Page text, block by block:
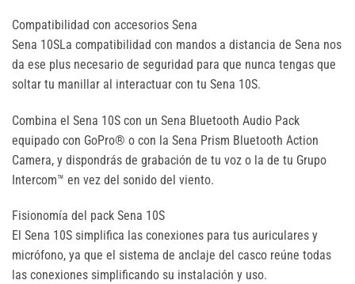
Compatibilidad con accesorios Sena
Sena 10SLa compatibilidad con mandos a distancia de Sena nos
da ese plus necesario de seguridad para que nunca tengas que
soltar tu manillar al interactuar con tu Sena 10S.
Combina el Sena 10S con un Sena Bluetooth Audio Pack
equipado con GoPro® o con la Sena Prism Bluetooth Action
Camera, y dispondrás de grabación de tu voz o la de tu Grupo
Intercom™ en vez del sonido del viento.
Fisionomía del pack Sena 10S
El Sena 10S simplifica las conexiones para tus auriculares y
micrófono, ya que el sistema de anclaje del casco reúne todas
las conexiones simplificando su instalación y uso.